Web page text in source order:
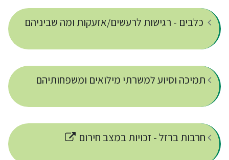
כלבים - רגישות לרעשים/אזעקות ומה שביניהם
תמיכה וסיוע למשרתי מילואים ומשפחותיהם
חרבות ברזל - זכויות במצב חירום